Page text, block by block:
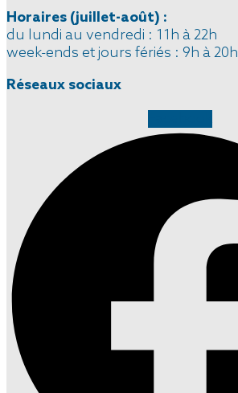
Horaires (juillet-août) :
du lundi au vendredi : 11h à 22h
week-ends et jours fériés : 9h à 20h
Réseaux sociaux